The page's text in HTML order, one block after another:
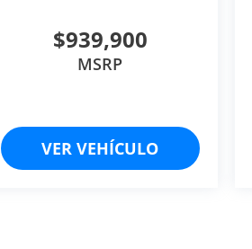
$939,900
MSRP
VER VEHÍCULO